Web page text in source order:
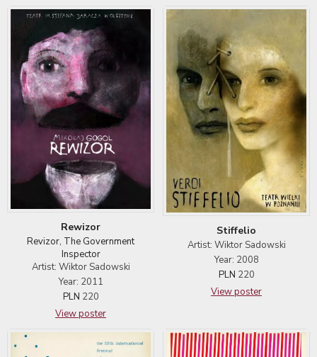
Rewizor
Revizor, The Government
Inspector
Artist: Wiktor Sadowski
Year: 2011
PLN 220
View poster
Stiffelio
Artist: Wiktor Sadowski
Year: 2008
PLN 220
View poster